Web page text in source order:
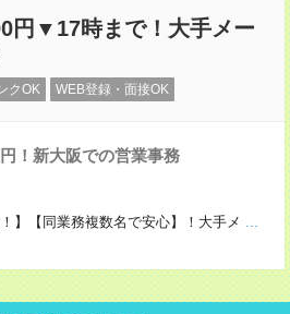
円▼17時まで！大手メー
クOK WEB登録・面接OK
！新大阪での営業事務
】【同業務複数名で安心】！大手メ ...